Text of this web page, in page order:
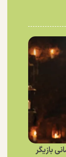
بازیگر